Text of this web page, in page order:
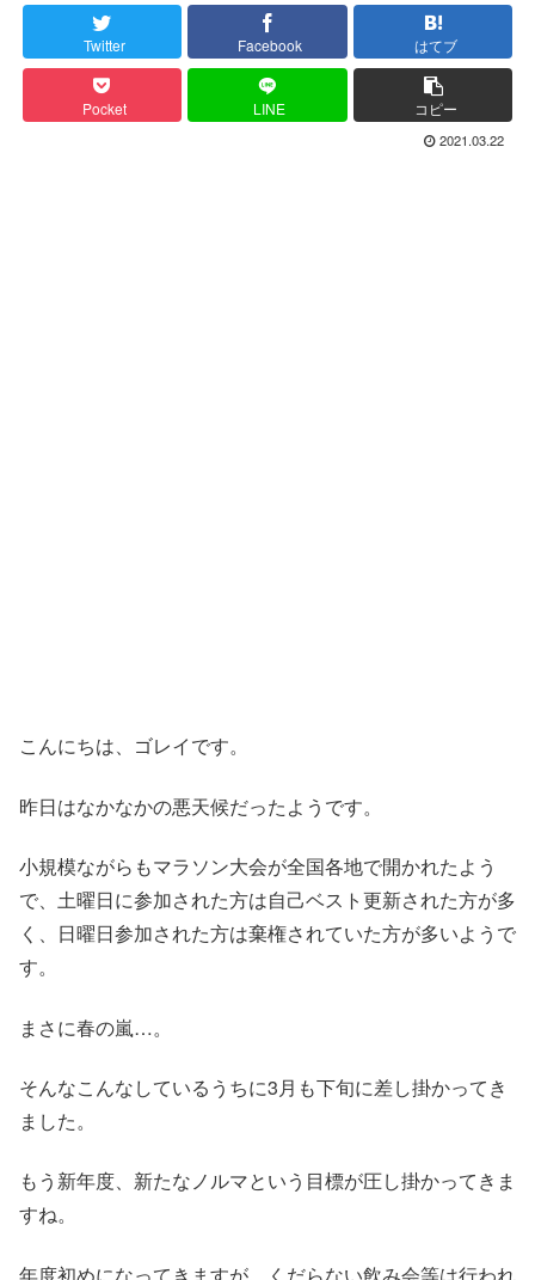
Twitter Facebook はてブ
Pocket LINE コピー
2021.03.22
こんにちは、ゴレイです。
昨日はなかなかの悪天候だったようです。
小規模ながらもマラソン大会が全国各地で開かれたよう
で、土曜日に参加された方は自己ベスト更新された方が多
く、日曜日参加された方は棄権されていた方が多いようで
す。
まさに春の嵐…。
そんなこんなしているうちに3月も下旬に差し掛かってき
ました。
もう新年度、新たなノルマという目標が圧し掛かってきま
すね。
年度初めになってきますが、くだらない飲み会等は行われ